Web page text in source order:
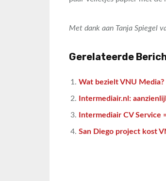
Met dank aan Tanja Spiegel
Gerelateerde
Wat bezielt VNU Media?
Intermediair.nl:
Intermediair CV Service
San Diego project kost